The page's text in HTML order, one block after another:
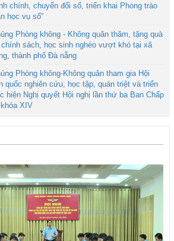
chính, chuyển đổi số, triển khai Phong trào
học vụ số”
Phòng không - Không quân thăm, tặng quà
sách, học sinh nghèo vượt khó tại xã
thành phố Đà nẵng
Phòng không-Không quân tham gia Hội
quốc nghiên cứu, học tập, quán triệt và triển
hiện Nghị quyết Hội nghị lần thứ ba Ban Chấp
XIV